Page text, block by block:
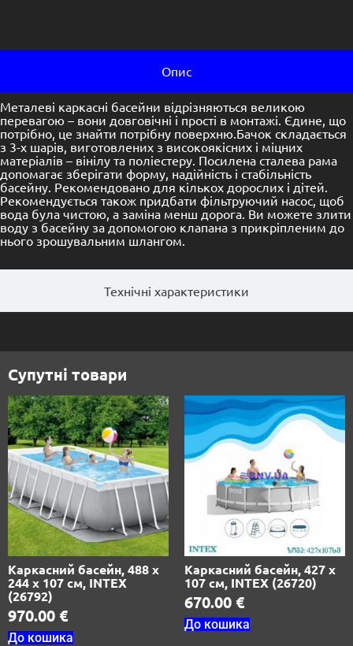
Опис
Технічні характеристики
Металеві каркасні басейни відрізняються великою
перевагою – вони довговічні і прості в монтажі. Єдине, що
потрібно, це знайти потрібну поверхню.Бачок складається
з 3-х шарів, виготовлених з високоякісних і міцних
матеріалів – вінілу та поліестеру. Посилена сталева рама
допомагає зберігати форму, надійність і стабільність
басейну. Рекомендовано для кількох дорослих і дітей.
Рекомендується також придбати фільтруючий насос, щоб
вода була чистою, а заміна менш дорога. Ви можете злити
воду з басейну за допомогою клапана з прикріпленим до
нього зрошувальним шлангом.
Супутні товари
Каркасний басейн, 488 х
244 х 107 см, INTEX
(26792)
970.00 €
До кошика
Каркасний басейн, 427 х
107 см, INTEX (26720)
670.00 €
До кошика